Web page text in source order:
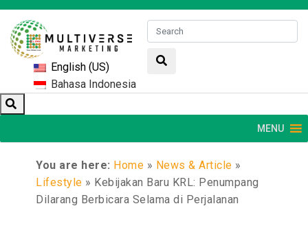
English (US)
Bahasa Indonesia
MENU
You are here: Home » News & Article »
Lifestyle » Kebijakan Baru KRL: Penumpang
Dilarang Berbicara Selama di Perjalanan